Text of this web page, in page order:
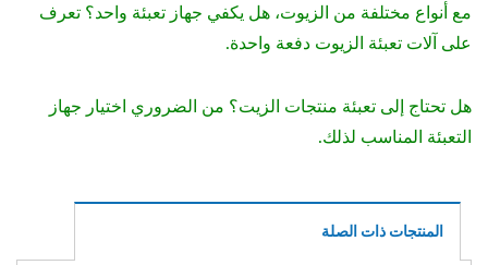
مع أنواع مختلفة من الزيوت، هل يكفي جهاز تعبئة واحد؟ تعرف
على آلات تعبئة الزيوت دفعة واحدة.
هل تحتاج إلى تعبئة منتجات الزيت؟ من الضروري اختيار جهاز
التعبئة المناسب لذلك.
المنتجات ذات الصلة